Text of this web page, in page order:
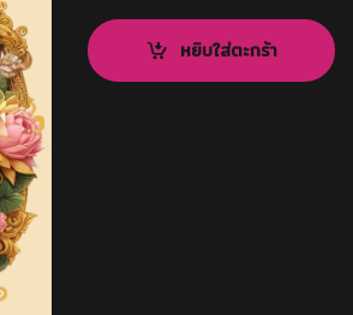
หยิบใส่ตะกร้า